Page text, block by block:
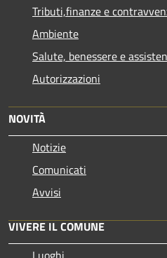
Tributi,finanze e
Ambiente
Salute, benessere e
Autorizzazioni
NOVITÀ
Notizie
Comunicati
Avvisi
VIVERE IL COMUNE